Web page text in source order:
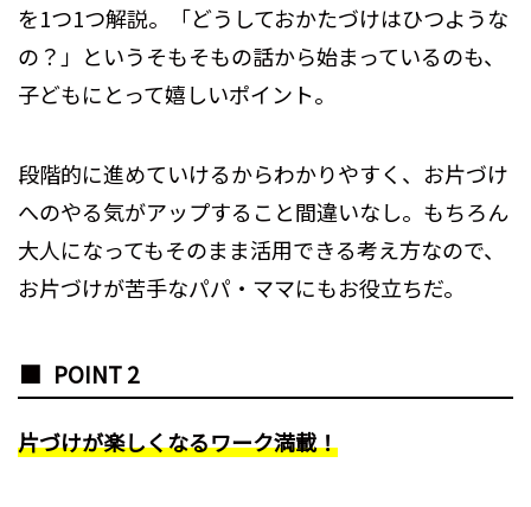
を1つ1つ解説。「どうしておかたづけはひつような
の？」というそもそもの話から始まっているのも、
子どもにとって嬉しいポイント。
段階的に進めていけるからわかりやすく、お片づけ
へのやる気がアップすること間違いなし。もちろん
大人になってもそのまま活用できる考え方なので、
お片づけが苦手なパパ・ママにもお役立ちだ。
POINT 2
片づけが楽しくなるワーク満載！